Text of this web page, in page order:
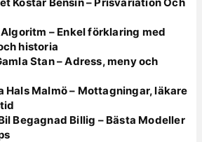
– Enkel förklaring med
historia
Stan – Adress, meny och
Hals Malmö – Mottagningar, läkare
Begagnad Billig – Bästa Modeller